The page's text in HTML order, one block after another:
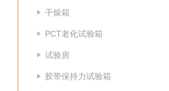
干燥箱
PCT老化试验箱
试验房
胶带保持力试验箱